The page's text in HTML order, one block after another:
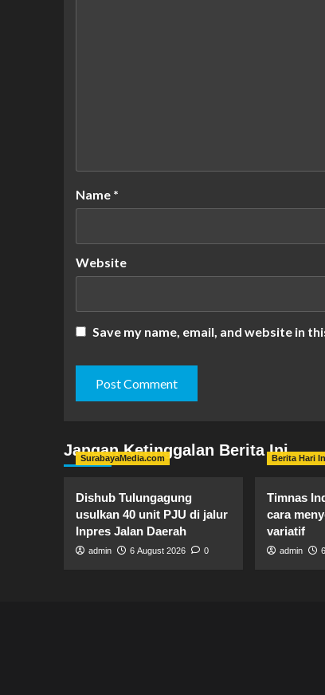
Name *
Website
Save my name, email, and website in
Jangan Ketinggalan Berita Ini
SurabayaMedia.com
Dishub Tulungagung
usulkan 40 unit PJU di jalur
Inpres Jalan Daerah
admin 6 August 2026 0
Berita Hari
Timnas
cara
variatif
admin